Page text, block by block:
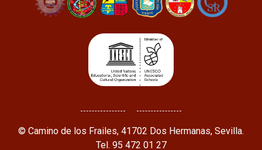
© Camino de los Frailes, 41702 Dos Hermanas, Sevilla.
Tel. 95 472 01 27